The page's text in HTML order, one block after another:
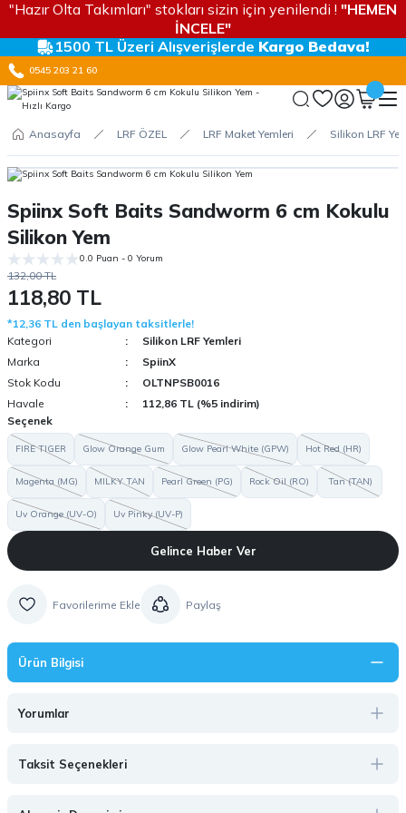
"Hazır Olta Takımları" stokları sizin için yenilendi ! "HEMEN
İNCELE"
1500 TL Üzeri Alışverişlerde Kargo Bedava!
0545 203 21 60
Anasayfa LRF ÖZEL LRF Maket Yemleri Silikon LRF
Spiinx Soft Baits Sandworm 6 cm Kokulu
Silikon Yem
0.0 Puan - 0 Yorum
132,00 TL
118,80 TL
*12,36 TL den başlayan taksitlerle!
Kategori
Silikon LRF Yemleri
Marka
SpiinX
Stok Kodu
OLTNPSB0016
Havale
112,86 TL (%5 indirim)
Seçenek
FIRE TIGER Glow Orange Gum Glow Pearl White (GPW) Hot Red (HR)
Magenta (MG) MILKY TAN Pearl Green (PG) Rock Oil (RO) Tan (TAN)
Uv Orange (UV-O) Uv Pinky (UV-P)
Gelince Haber Ver
Paylaş
Ürün Bilgisi
Yorumlar
Taksit Seçenekleri